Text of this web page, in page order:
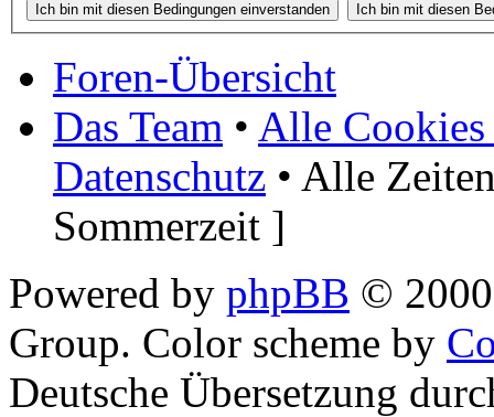
Foren-Übersicht
Das Team • Alle Cookies
Datenschutz • Alle
Sommerzeit ]
Powered by phpBB ©
Group. Color scheme by
Deutsche Übersetzung